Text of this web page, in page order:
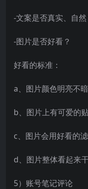
-文案是否真实、自然
-图片是否好看？
好看的标准：
a、图片颜色明亮不暗
b、图片上有可爱的
c、图片会用好看的
d、图片整体看起来干
5）账号笔记评论